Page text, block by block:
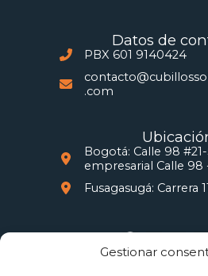
Gestionar
Datos de
PBX 601 9140424
.com
Bogotá: Calle 98
empresarial Calle 98
Fusagasugá: Carrera